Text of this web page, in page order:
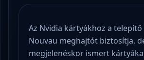
Az Nvidia kártyákhoz a
Nouvau meghajtót biztosítja,
megjelenéskor ismert